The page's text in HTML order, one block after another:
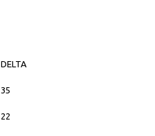
DELTA
35
22